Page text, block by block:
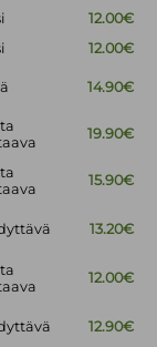
12.00€
12.00€
14.90€
19.90€
15.90€
13.20€
12.00€
12.90€